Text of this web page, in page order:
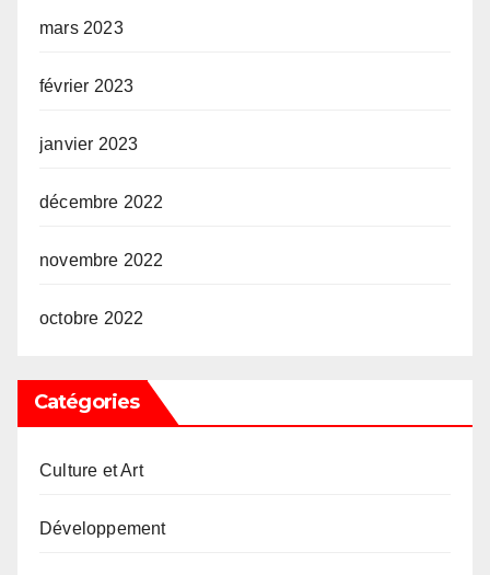
mars 2023
février 2023
janvier 2023
décembre 2022
novembre 2022
octobre 2022
Catégories
Culture et Art
Développement